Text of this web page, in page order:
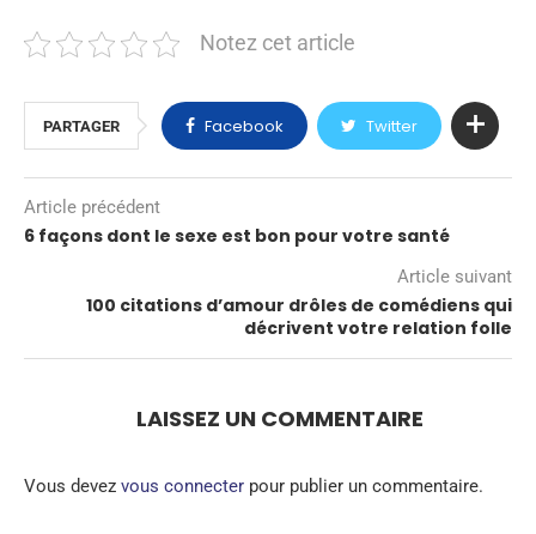
Notez cet article
PARTAGER Facebook Twitter
Article précédent
6 façons dont le sexe est bon pour votre santé
Article suivant
100 citations d’amour drôles de comédiens qui
décrivent votre relation folle
LAISSEZ UN COMMENTAIRE
Vous devez vous connecter pour publier un commentaire.